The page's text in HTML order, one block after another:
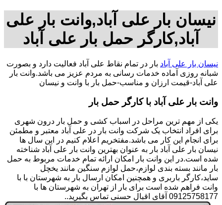
نیسان بار علی آباد,وانت بار علی
آباد,کارگر حمل بار علی آباد
نیسان بار علی آباد بار در تمام نقاط علی آباد فعالیت دارد و بصورت
شبانه روزی آماده خدمات رسانی به مردم عزیز می باشد.وانت بار
علی آباد-قیمت ارزان و مناسب-حمل بار با وانت و نیسان
وانت بار علی آباد با کارگر حمل بار
یکی از مهم ترین مراحل در اسباب کشی و حمل بار درون شهری
برای افراد انتخاب یک شرکت وانت بار در علی آباد معتبر و مطمئن
برای انجام این کار می باشد.مفتخریم اعلام کنیم در این سال ها
نیسان بار علی آباد بار به عنوان بهترین وانت بار علی آباد شناخته
شده است.در این وانت بار امکان ارائه تمام خدمات مربوط به حمل
بار مانند بسته بندی لوازم،حمل لوازم سنگین مانند یخچل
ساید،کارگر باربری و همچنین امکان ارسال بار به شهرستان با با
وانت فراهم شده است برای بار از تهران به شهرستان ها با
09125758177 آقای اقبال حسنی تماس بگیرید..